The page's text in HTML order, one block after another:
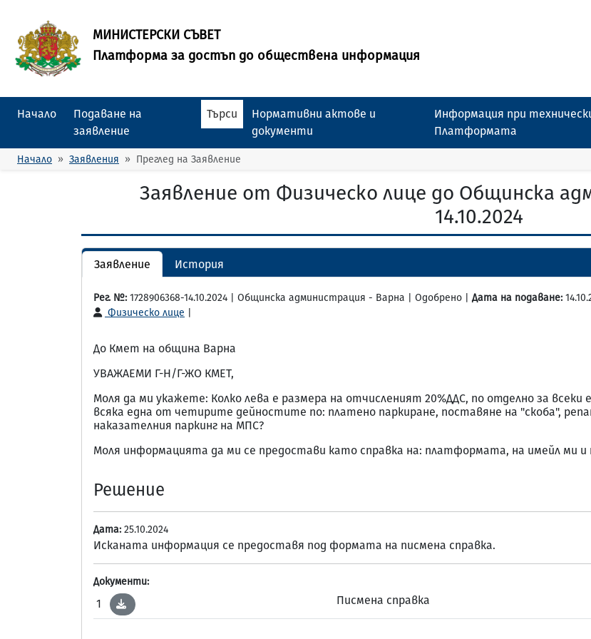
МИНИСТЕРСКИ СЪВЕТ
Платформа за достъп до обществена информация
Начало
Подаване на
заявление
Търси
Нормативни актове и
документи
Информация при
Платформата
Начало Заявления Преглед на Заявление
Заявление от Физическо лице до Общинска
14.10.2024
Заявление История
Рег. №: 1728906368-14.10.2024 | Общинска администрация - Варна | Одобрено | Дата на подаване:
Физическо лице
До Кмет на община Варна
УВАЖАЕМИ Г-Н/Г-ЖО КМЕТ,
Моля да ми укажете: Колко лева е размера на отчисленият 20%ДДС, по отделно за
всяка една от четирите дейностите по: платено паркиране, поставяне на "скоба",
наказателния паркинг на МПС?
Моля информацията да ми се предостави като справка на: платформата, на имейл ми и
Решение
Дата: 25.10.2024
Исканата информация се предоставя под формата на писмена справка.
Документи:
1 Писмена справка